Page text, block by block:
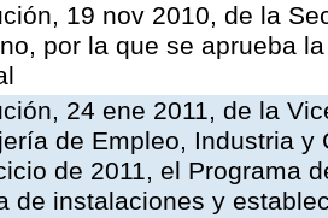
19 nov 2010, de la
por la que se aprueba
24 ene 2011, de la
de Empleo, Industria
de 2011, el Programa
de instalaciones y